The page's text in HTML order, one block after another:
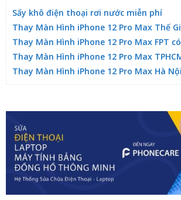
Sấy khô điện thoại rơi nước miễn phí
Thay Màn Hình iPhone 12 Pro Max Thế
Thay Màn Hình iPhone 12 Pro Max FPT
Thay Màn Hình iPhone 12 Pro Max
Thay Màn Hình iPhone 12 Pro Max Hà